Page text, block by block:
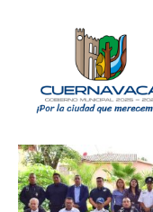
Gobierno
Turismo
Trámites